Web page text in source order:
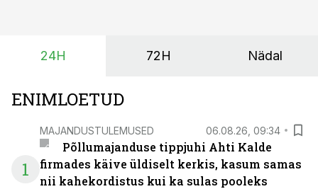
24H 72H Nädal
ENIMLOETUD
1
MAJANDUSTULEMUSED 06.08.26, 09:34
Põllumajanduse tippjuhi Ahti Kalde
firmades käive üldiselt kerkis, kasum samas
nii kahekordistus kui ka sulas pooleks